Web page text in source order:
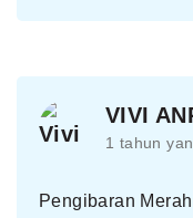
VIVI
1 tahun
Pengibaran